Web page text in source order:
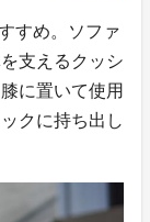
すめ。ソファ
支えるクッシ
に置いて使用
クに持ち出し